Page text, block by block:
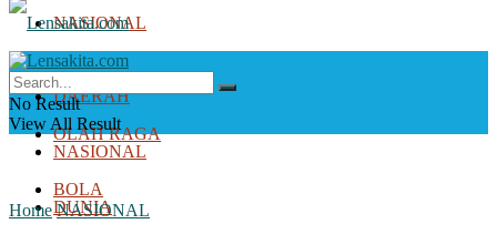
NASIONAL
DUNIA
OLAH RAGA
BOLA
DAERAH
NASIONAL
DUNIA
No Result
View All Result
Home NASIONAL